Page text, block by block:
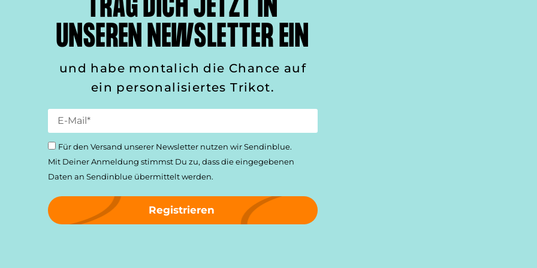
TRAG DICH JETZT IN
UNSEREN NEWSLETTER EIN
und habe montalich die Chance auf
ein personalisiertes Trikot.
Für den Versand unserer Newsletter nutzen wir Sendinblue.
Mit Deiner Anmeldung stimmst Du zu, dass die einge­gebenen
Daten an Sendinblue übermittelt werden.
Registrieren